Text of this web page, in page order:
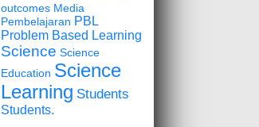
outcomes Media
Pembelajaran PBL
Problem Based Learning
Science Science
Education Science
Learning Students
Students.